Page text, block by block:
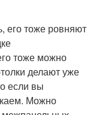
его тоже ровняют
тоже можно
делают уже
если вы
Можно